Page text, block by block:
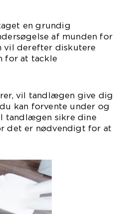
en grundig
af munden for
vil derefter diskutere
for at tackle
vil tandlægen give dig
kan forvente under og
tandlægen sikre dine
det er nødvendigt for at